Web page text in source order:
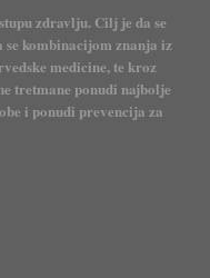
zdravlju. Cilj je da se
kombinacijom znanja iz
medicine, te kroz
tretmane ponudi najbolje
i ponudi prevencija za